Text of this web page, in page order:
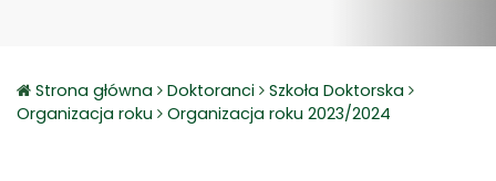
Strona główna Doktoranci
Szkoła Doktorska
Organizacja roku
Organizacja roku 2023/2024